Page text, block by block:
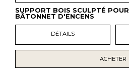
SUPPORT BOIS SCULPTÉ POUR
BÂTONNET D'ENCENS
DÉTAILS
ACHETER